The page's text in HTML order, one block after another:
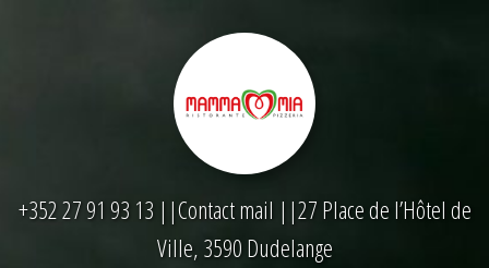
+352 27 91 93 13 ||Contact mail ||27 Place de l’Hôtel de
Ville, 3590 Dudelange